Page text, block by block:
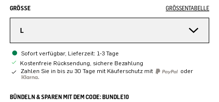
GRÖSSE GRÖSSENTABELLE
L
Sofort verfügbar, Lieferzeit: 1-3 Tage
Kostenfreie Rücksendung, sichere Bezahlung
Zahlen Sie in bis zu 30 Tage mit Käuferschutz mit
oder
BÜNDELN & SPAREN MIT DEM CODE: BUNDLE10